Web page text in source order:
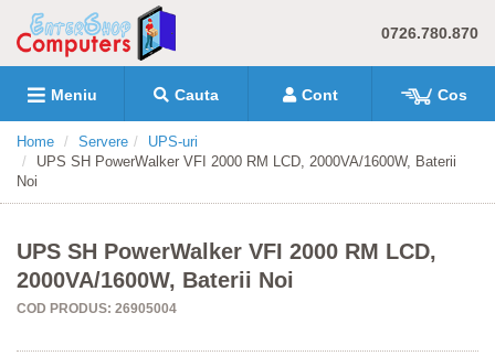
0726.780.870
Meniu Cauta Cont Cos
Home Servere
UPS-uri
UPS SH PowerWalker VFI 2000 RM LCD, 2000VA/1600W, Baterii
Noi
UPS SH PowerWalker VFI 2000 RM LCD,
2000VA/1600W, Baterii Noi
COD PRODUS: 26905004